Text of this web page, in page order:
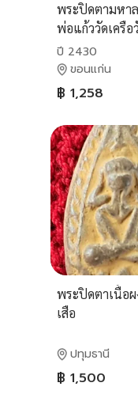
พระปิดตามหา
พ่อแก้ววัดเครือ
ปี 2430
ขอนแก่น
฿ 1,258
พระปิดตาเนื้อผ
เสือ
ปทุมธานี
฿ 1,500